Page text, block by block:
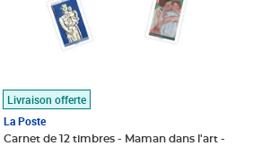
Livraison offerte
La Poste
Carnet de 12 timbres - Maman dans l'art -